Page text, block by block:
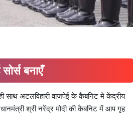
बनाएँ
साथ अटलविहारी वाजपेई के कैबनिट मे केंद्रीय
श्री नरेंद्र मोदी की कैबनिट में आप गृह